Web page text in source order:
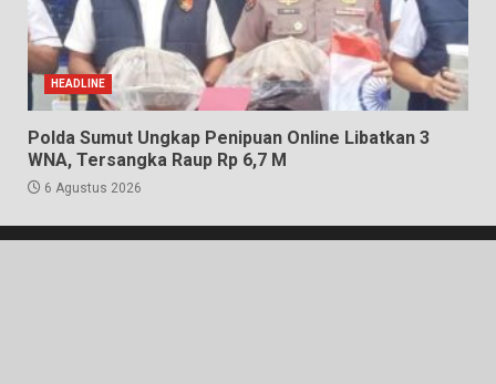
HEADLINE
Polda Sumut Ungkap Penipuan Online Libatkan 3
WNA, Tersangka Raup Rp 6,7 M
6 Agustus 2026